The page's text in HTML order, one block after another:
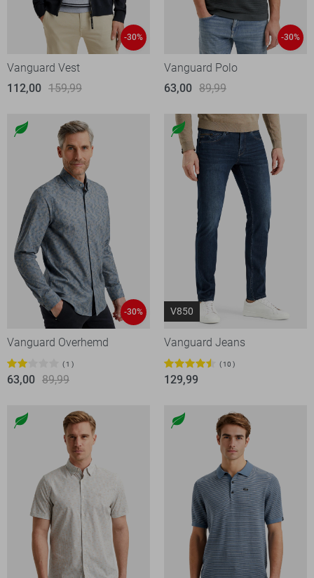
-30%
Vanguard Vest
112,00 159,99
-30%
Vanguard Polo
63,00 89,99
-30%
Vanguard Overhemd
1
63,00 89,99
V850
Vanguard Jeans
10
129,99